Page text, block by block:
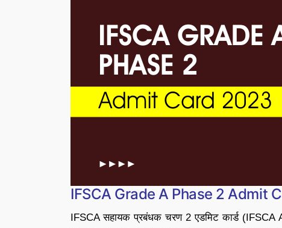
IFSCA Grade A Phase 2 Admit
IFSCA सहायक प्रबंधक चरण 2 एडमिट कार्ड